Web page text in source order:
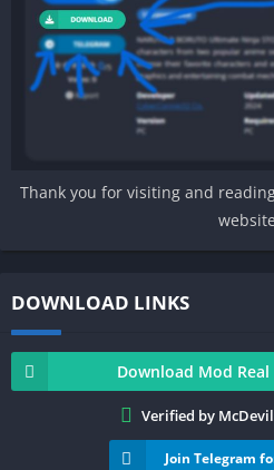
Thank you for visiting and
DOWNLOAD LINKS
Download Mod
Verified by
Join Telegram